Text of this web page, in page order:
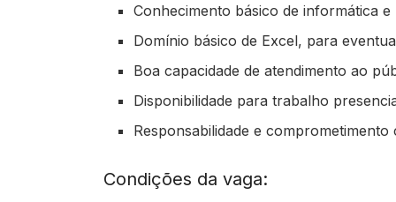
Conhecimento básico de informática
Domínio básico de Excel, para
Boa capacidade de atendimento ao
Disponibilidade para trabalho
Responsabilidade e
Condições da vaga: